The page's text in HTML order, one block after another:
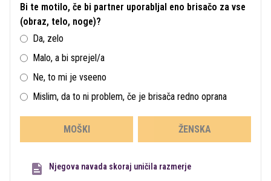
Bi te motilo, če bi partner uporabljal eno brisačo za vse
(obraz, telo, noge)?
Da, zelo
Malo, a bi sprejel/a
Ne, to mi je vseeno
Mislim, da to ni problem, če je brisača redno oprana
MOŠKI ŽENSKA
Njegova navada skoraj uničila razmerje